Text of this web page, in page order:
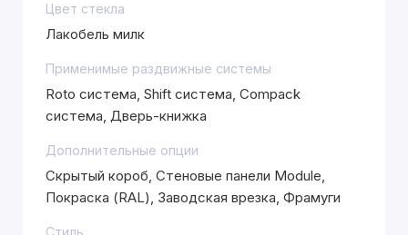
Цвет стекла
Лакобель милк
Применимые раздвижные системы
Roto система, Shift система, Compack
система, Дверь-книжка
Дополнительные опции
Скрытый короб, Стеновые панели Module,
Покраска (RAL), Заводская врезка, Фрамуги
Стиль